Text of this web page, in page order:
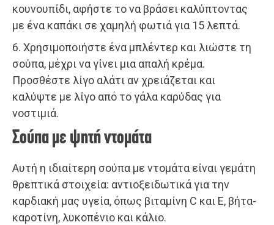
κουνουπίδι, αφήστε το να βράσει καλύπτοντας
με ένα καπάκι σε χαμηλή φωτιά για 15 λεπτά.
6. Χρησιμοποιήστε ένα μπλέντερ και λιώστε τη
σούπα, μέχρι να γίνει μια απαλή κρέμα.
Προσθέστε λίγο αλάτι αν χρειάζεται και
καλύψτε με λίγο από το γάλα καρύδας για
νοστιμιά.
Σούπα με ψητή ντομάτα
Αυτή η ιδιαίτερη σούπα με ντομάτα είναι γεμάτη
θρεπτικά στοιχεία: αντιοξειδωτικά για την
καρδιακή μας υγεία, όπως βιταμίνη C και Ε, βήτα-
καροτίνη, λυκοπένιο και κάλιο.